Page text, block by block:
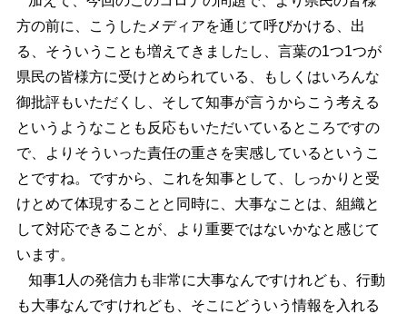
方の前に、こうしたメディアを通じて呼びかける、出
る、そういうことも増えてきましたし、言葉の1つ1つが
県民の皆様方に受けとめられている、もしくはいろんな
御批評もいただくし、そして知事が言うからこう考える
というようなことも反応もいただいているところですの
で、よりそういった責任の重さを実感しているというこ
とですね。ですから、これを知事として、しっかりと受
けとめて体現することと同時に、大事なことは、組織と
して対応できることが、より重要ではないかなと感じて
います。
知事1人の発信力も非常に大事なんですけれども、行動
も大事なんですけれども、そこにどういう情報を入れる